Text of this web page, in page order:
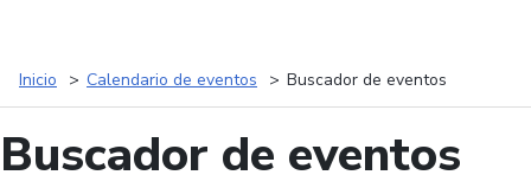
Inicio Calendario de eventos Buscador de eventos
Buscador de eventos